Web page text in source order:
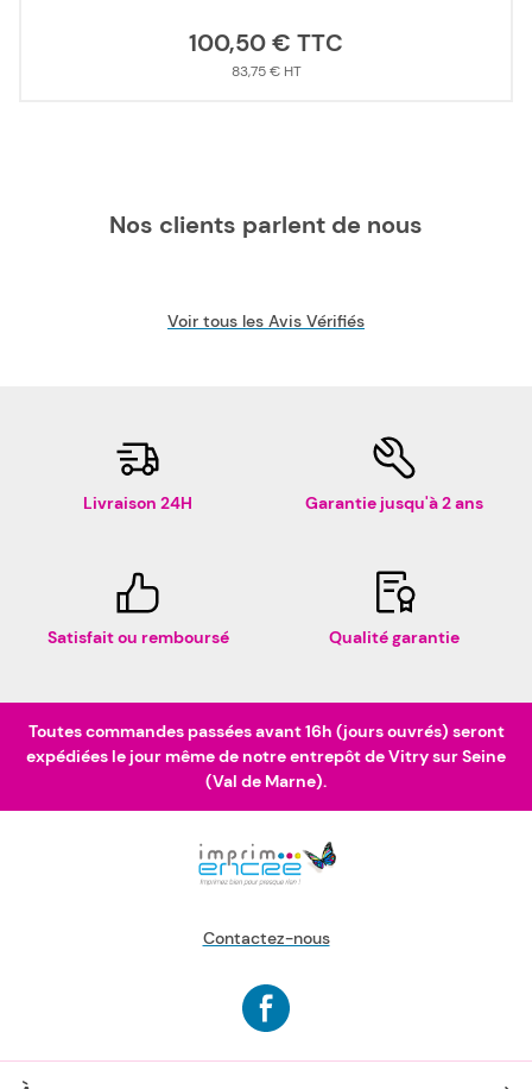
100,50 €
83,75 €
Nos clients parlent de nous
Voir tous les Avis Vérifiés
Livraison 24H Garantie jusqu'à 2 ans
Satisfait ou remboursé Qualité garantie
Toutes commandes passées avant 16h (jours ouvrés) seront
expédiées le jour même de notre entrepôt de Vitry sur Seine
(Val de Marne).
Contactez-nous